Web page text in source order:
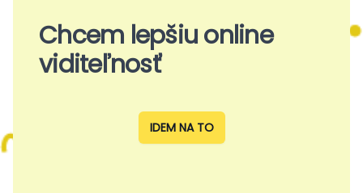
Chcem lepšiu online
viditeľnosť
IDEM NA TO